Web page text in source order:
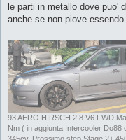
le parti in metallo dove puo'
anche se non piove
93 AERO HIRSCH 2.8 V6 FWD
Nm ( in aggiunta Intercooler